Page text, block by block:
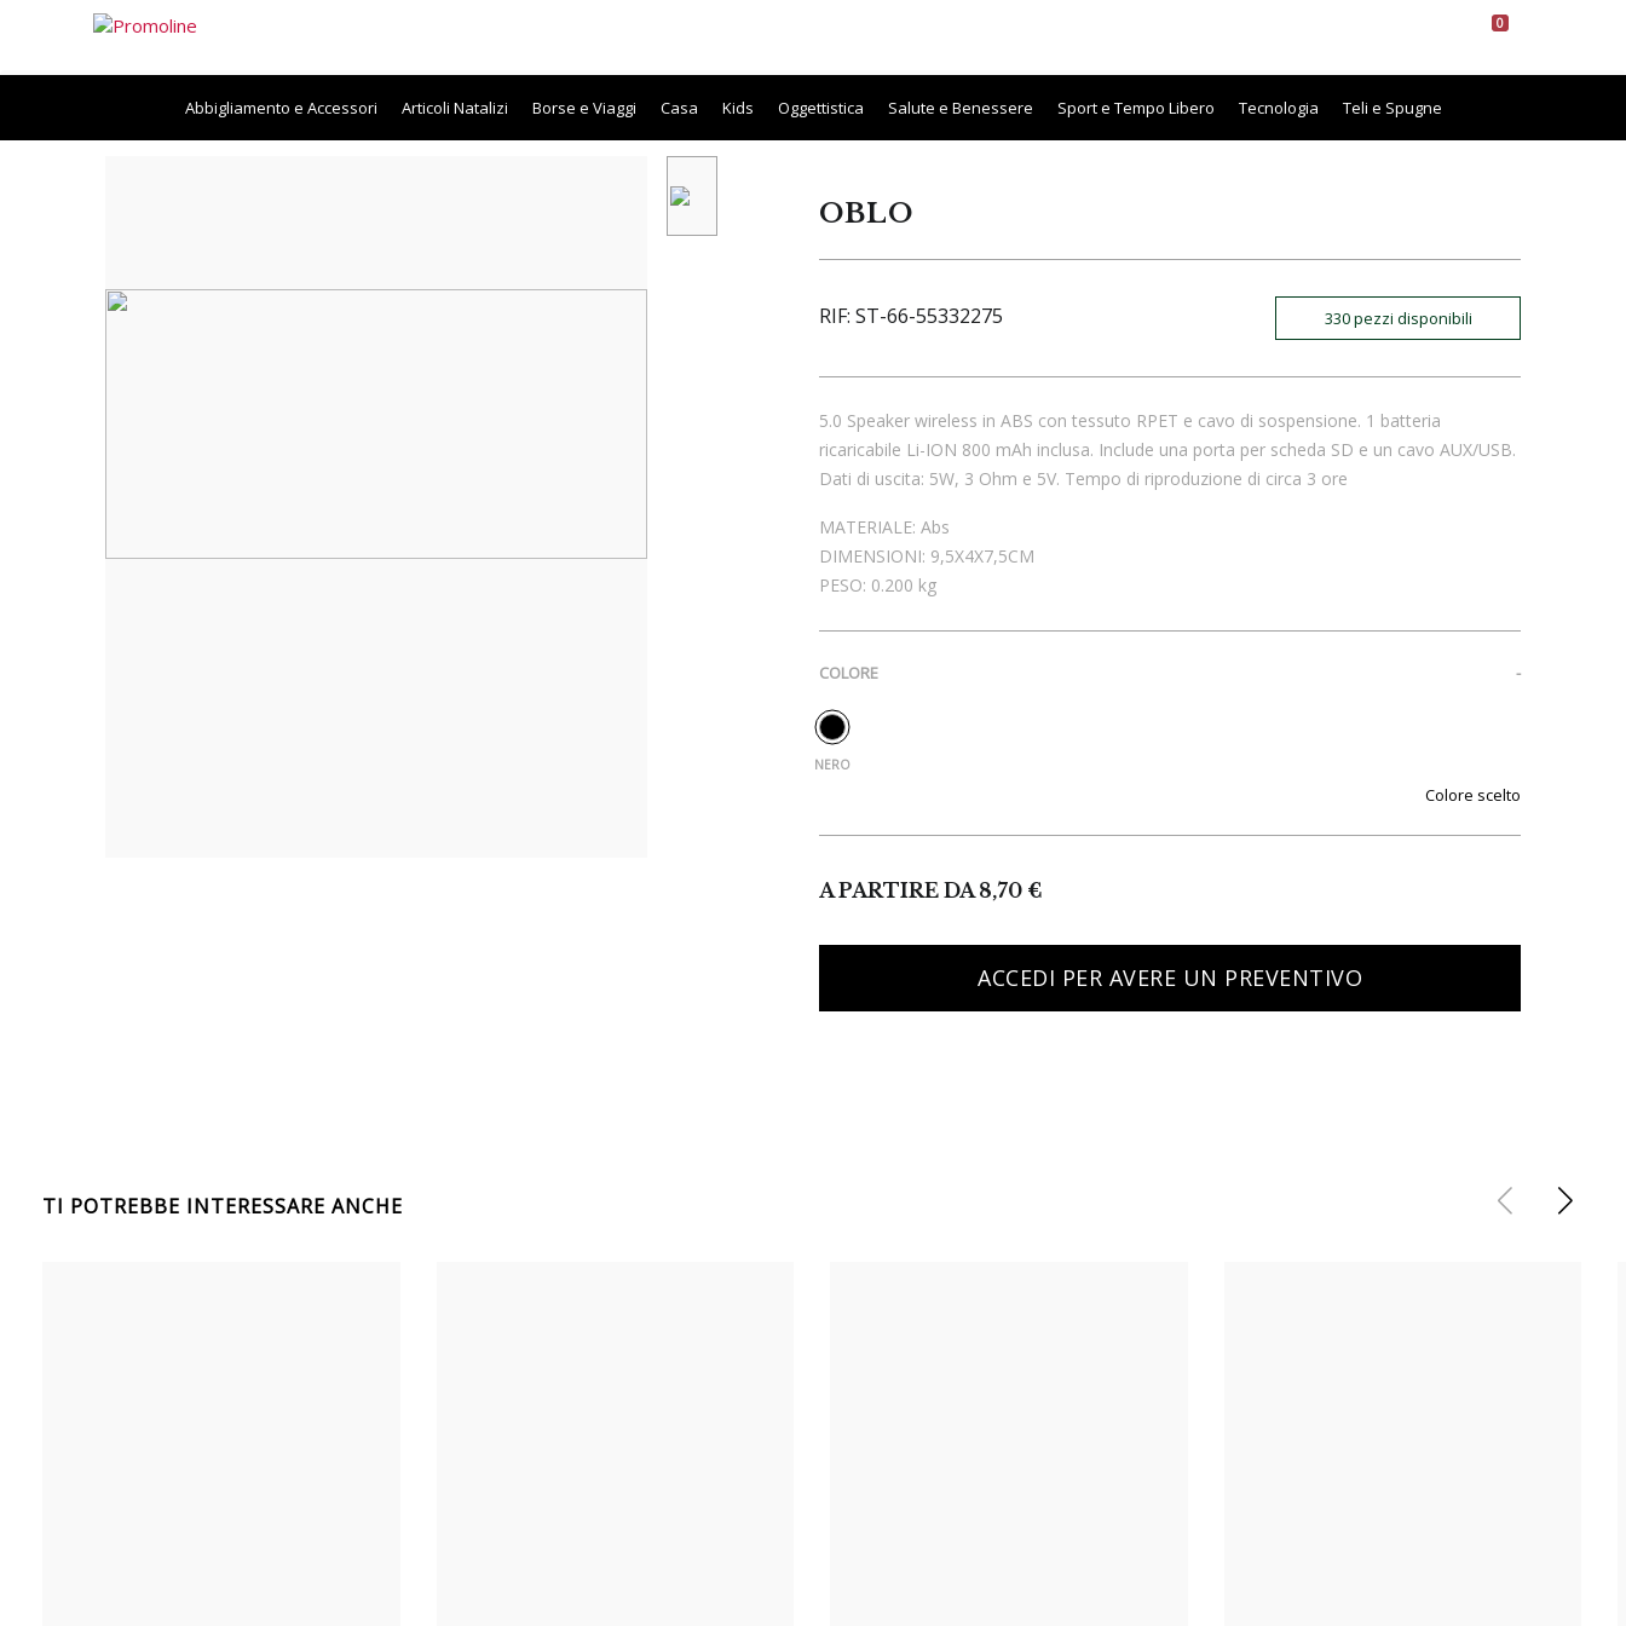
0
Abbigliamento e Accessori Articoli Natalizi Borse e Viaggi Casa Kids Oggettistica Salute e Benessere Sport e Tempo Libero Tecnologia Teli e Spugne
OBLO
RIF: ST-66-55332275 330pezzi disponibili
5.0 Speaker wireless in ABS con tessuto RPET e cavo di sospensione. 1 batteria
ricaricabile Li-ION 800 mAh inclusa. Include una porta per scheda SD e un cavo AUX/USB.
Dati di uscita: 5W, 3 Ohm e 5V. Tempo di riproduzione di circa 3 ore
MATERIALE: Abs
DIMENSIONI: 9,5X4X7,5CM
PESO: 0.200 kg
COLORE
Colore
A PARTIRE DA8,70 €
ACCEDI PER AVERE UN PREVENTIVO
TI POTREBBE INTERESSARE ANCHE